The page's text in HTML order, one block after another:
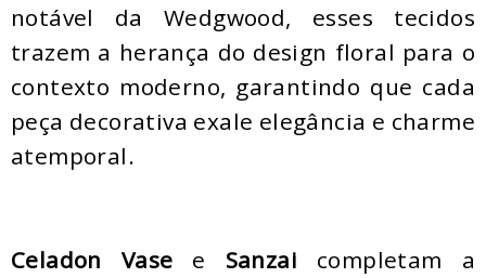
notável da Wedgwood, esses tecidos
trazem a herança do design floral para o
contexto moderno, garantindo que cada
peça decorativa exale elegância e charme
atemporal.
Celadon Vase e Sanzai completam a